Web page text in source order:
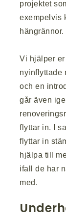
projektet
exempelvis
hängrännor.
Vi hjälper
nyinflyttade
och en
går även
flyttar in. I
flyttar in
hjälpa till
ifall de har
med.